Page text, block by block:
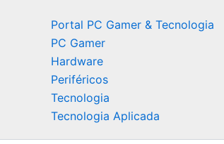
Portal PC Gamer & Tecnologia
PC Gamer
Hardware
Periféricos
Tecnologia
Tecnologia Aplicada